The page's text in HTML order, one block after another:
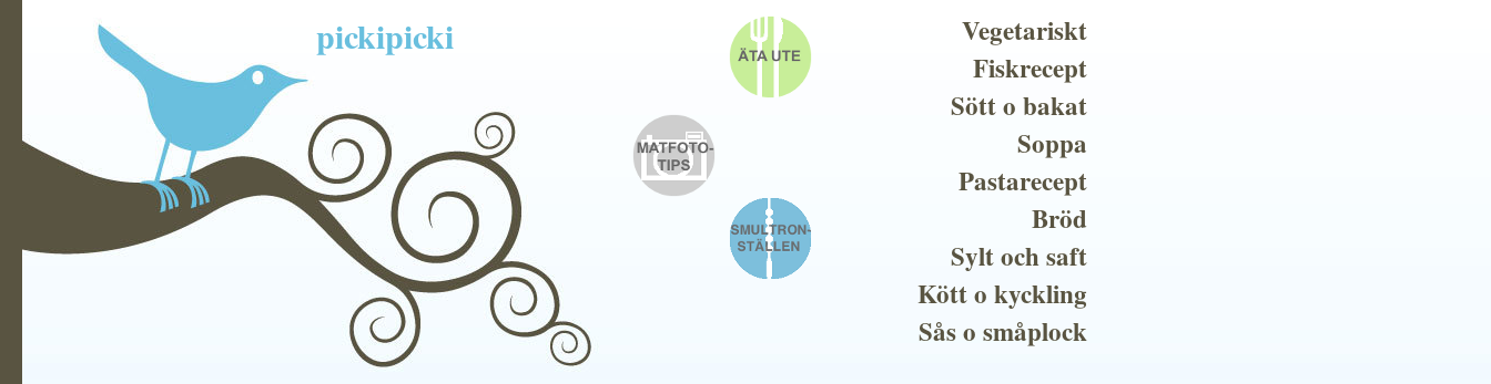
pickipicki
Vegetariskt
Fiskrecept
Sött o bakat
Soppa
Pastarecept
Bröd
Sylt och saft
Kött o kyckling
Sås o småplock